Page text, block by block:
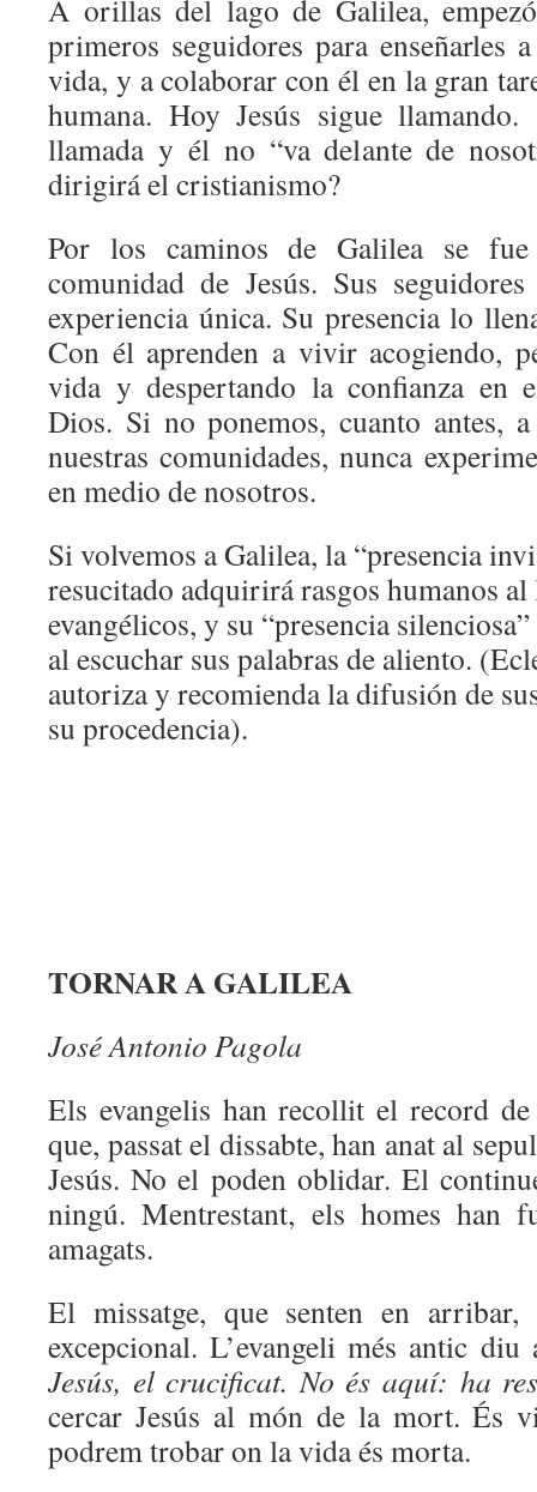
A orillas del lago de Galilea,
primeros seguidores para
vida, y a colaborar con él en la gran
humana. Hoy Jesús sigue
llamada y él no “va delante de
dirigirá el cristianismo?
Por los caminos de Galilea se
comunidad de Jesús. Sus
experiencia única. Su presencia lo
Con él aprenden a vivir acogiendo,
vida y despertando la confianza en
Dios. Si no ponemos, cuanto antes,
nuestras comunidades, nunca
en medio de nosotros.
Si volvemos a Galilea, la “presencia
resucitado adquirirá rasgos humanos
evangélicos, y su “presencia
al escuchar sus palabras de aliento.
autoriza y recomienda la difusión de
su procedencia).
TORNAR A GALILEA
José Antonio Pagola
Els evangelis han recollit el record
que, passat el dissabte, han anat al
Jesús. No el poden oblidar. El
ningú. Mentrestant, els homes han
amagats.
El missatge, que senten en arribar,
excepcional. L’evangeli més antic
Jesús, el crucificat. No és aquí: ha
cercar Jesús al món de la mort. És
podrem trobar on la vida és morta.